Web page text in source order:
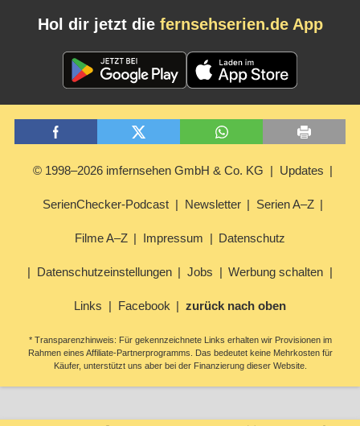
Hol dir jetzt die fernsehserien.de App
© 1998–2026 imfernsehen GmbH & Co. KG Updates
SerienChecker-Podcast Newsletter Serien A–Z
Filme A–Z Impressum Datenschutz
Datenschutzeinstellungen Jobs Werbung schalten
Links Facebook zurück nach oben
* Transparenzhinweis: Für gekennzeichnete Links erhalten wir Provisionen im
Rahmen eines Affiliate-Partnerprogramms. Das bedeutet keine Mehrkosten für
Käufer, unterstützt uns aber bei der Finanzierung dieser Website.